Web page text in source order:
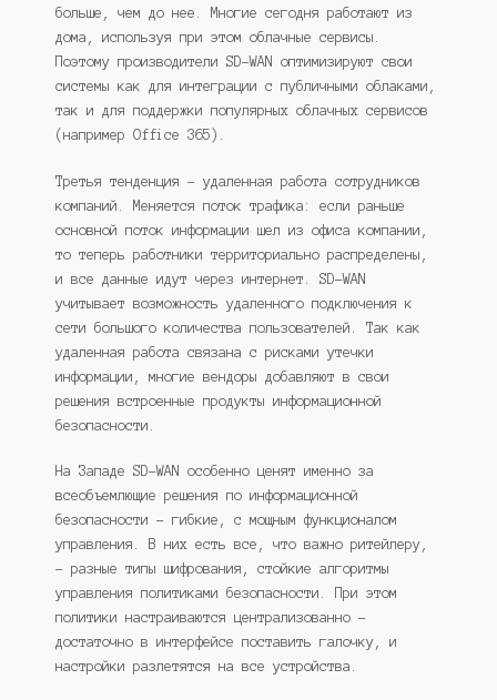
больше, чем до нее. Многие сегодня работают из
дома, используя при этом облачные сервисы.
Поэтому производители SD-WAN оптимизируют свои
системы как для интеграции с публичными облаками,
так и для поддержки популярных облачных сервисов
(например Office 365).
Третья тенденция – удаленная работа сотрудников
компаний. Меняется поток трафика: если раньше
основной поток информации шел из офиса компании,
то теперь работники территориально распределены,
и все данные идут через интернет. SD-WAN
учитывает возможность удаленного подключения к
сети большого количества пользователей. Так как
удаленная работа связана с рисками утечки
информации, многие вендоры добавляют в свои
решения встроенные продукты информационной
безопасности.
На Западе SD-WAN особенно ценят именно за
всеобъемлющие решения по информационной
безопасности – гибкие, с мощным функционалом
управления. В них есть все, что важно ритейлеру,
– разные типы шифрования, стойкие алгоритмы
управления политиками безопасности. При этом
политики настраиваются централизованно –
достаточно в интерфейсе поставить галочку, и
настройки разлетятся на все устройства.